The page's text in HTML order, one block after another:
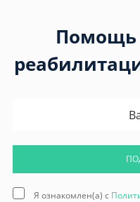
Помощь
Я ознакомлен(а) с